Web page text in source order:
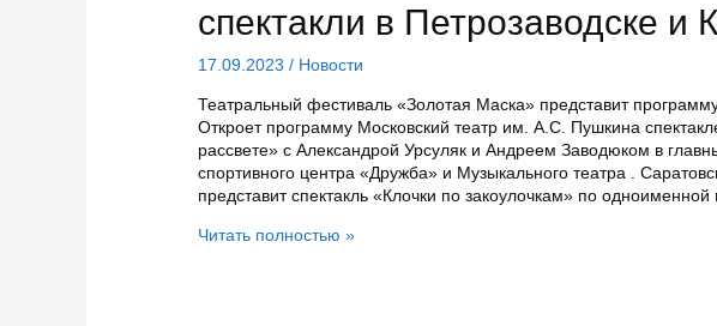
спектакли в Петрозаводске и
17.09.2023 / Новости
Театральный фестиваль «Золотая Маска» представит
Откроет программу Московский театр им. А.С. Пушкина
рассвете» с Александрой Урсуляк и Андреем Заводюком в
спортивного центра «Дружба» и Музыкального театра .
представит спектакль «Клочки по закоулочкам» по одноименной
«Золотая
Читать полностью »